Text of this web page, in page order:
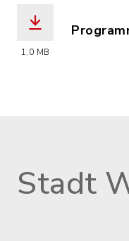
1,0 MB
Stadt